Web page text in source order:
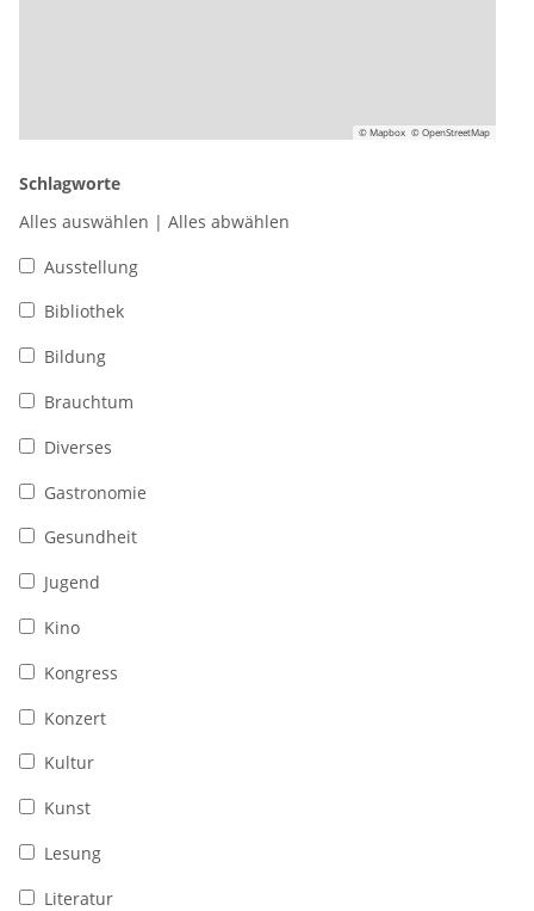
© Mapbox © OpenStreetMap
Schlagworte
Alles auswählen | Alles abwählen
Ausstellung
Bibliothek
Bildung
Brauchtum
Diverses
Gastronomie
Gesundheit
Jugend
Kino
Kongress
Konzert
Kultur
Kunst
Lesung
Literatur